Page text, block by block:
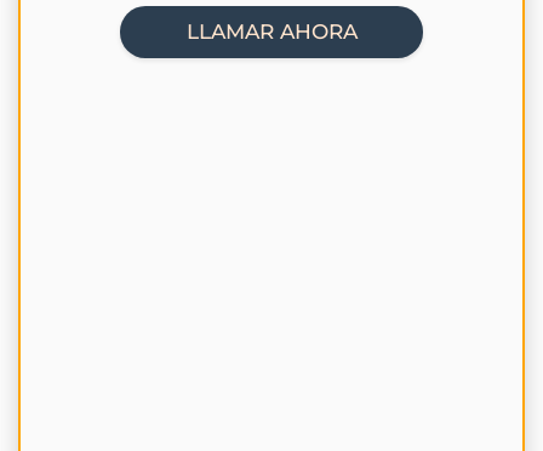
LLAMAR AHORA